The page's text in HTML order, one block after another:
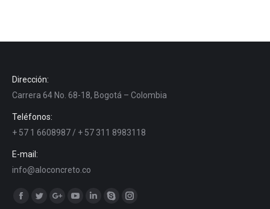
Dirección:
Carrera 64 No. 68-18, Bogotá – Colombia
Teléfonos:
+ 57 1 6608987 / + 57 311 8983118
E-mail:
info@aloconcreto.co
Encuéntranos en:
LinkedinSkype